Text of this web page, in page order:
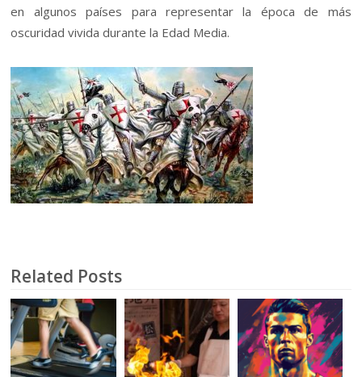
en algunos países para representar la época de más
oscuridad vivida durante la Edad Media.
Related Posts